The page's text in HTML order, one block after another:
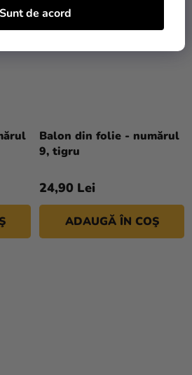
Sunt de acord
Balon din folie - numărul
9, tigru
24,90 Lei
ADAUGĂ ÎN COŞ